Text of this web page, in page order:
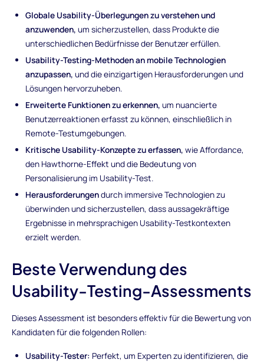
Globale Usability-Überlegungen zu verstehen und
anzuwenden, um sicherzustellen, dass Produkte die
unterschiedlichen Bedürfnisse der Benutzer erfüllen.
Usability-Testing-Methoden an mobile Technologien
anzupassen, und die einzigartigen Herausforderungen und
Lösungen hervorzuheben.
Erweiterte Funktionen zu erkennen, um nuancierte
Benutzerreaktionen erfasst zu können, einschließlich in
Remote-Testumgebungen.
Kritische Usability-Konzepte zu erfassen, wie Affordance,
den Hawthorne-Effekt und die Bedeutung von
Personalisierung im Usability-Test.
Herausforderungendurch immersive Technologien zu
überwinden und sicherzustellen, dass aussagekräftige
Ergebnisse in mehrsprachigen Usability-Testkontexten
erzielt werden.
Beste Verwendung des
Usability-Testing-Assessments
Dieses Assessment ist besonders effektiv für die Bewertung von
Kandidaten für die folgenden Rollen:
Usability-Tester: Perfekt, um Experten zu identifizieren, die